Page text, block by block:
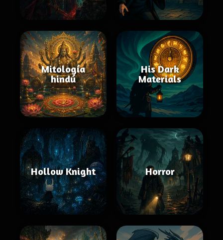
Mitología
hindú
His Dark
Materials
Hollow Knight Horror